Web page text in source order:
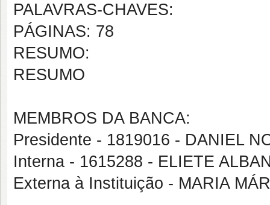
PALAVRAS-CHAVES:
PÁGINAS: 78
RESUMO:
RESUMO
MEMBROS DA BANCA:
Presidente - 1819016 - DANIEL
Interna - 1615288 - ELIETE
Externa à Instituição - MARIA